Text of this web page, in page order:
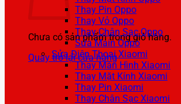
Chưa có sản phẩm trong giỏ hàng.
Quay trở lại cửa hàng
Thay Pin Oppo
Thay Vỏ Oppo
Thay Chân Sạc Oppo
Sửa Main Oppo
Sửa Điện Thoại Xiaomi
Thay Màn Hình Xiaomi
Thay Mặt Kính Xiaomi
Thay Pin Xiaomi
Thay Chân Sạc Xiaomi